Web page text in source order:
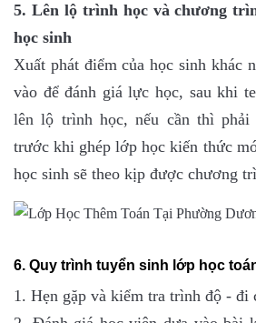
5. Lên lộ trình học và chương
học sinh
Xuất phát điểm của học sinh khác
vào để đánh giá lực học, sau khi
lên lộ trình học, nếu cần thì
trước khi ghép lớp học kiến thức
học sinh sẽ theo kịp được chương
6. Quy trình tuyển sinh lớp học
1. Hẹn gặp và kiểm tra trình độ - đi